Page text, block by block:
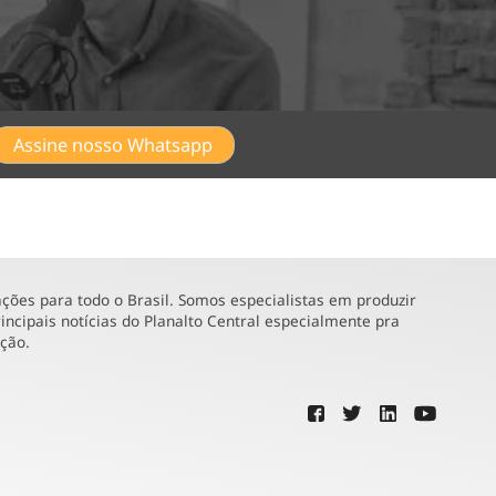
Assine nosso Whatsapp
para todo o Brasil. Somos especialistas em produzir
notícias do Planalto Central especialmente pra